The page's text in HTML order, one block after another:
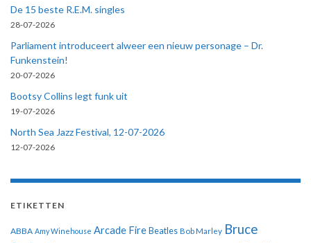
De 15 beste R.E.M. singles
28-07-2026
Parliament introduceert alweer een nieuw personage – Dr.
Funkenstein!
20-07-2026
Bootsy Collins legt funk uit
19-07-2026
North Sea Jazz Festival, 12-07-2026
12-07-2026
ETIKETTEN
ABBA Amy Winehouse Arcade Fire Beatles Bob Marley Bruce